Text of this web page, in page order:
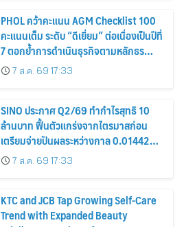
PHOL คว้าคะแนน AGM Checklist 100
คะแนนเต็ม ระดับ “ดีเยี่ยม” ต่อเนื่องเป็นปีที่
7 ตอกย้ำการดำเนินธุรกิจตามหลักธร
รมาภิบาล โปร่งใส สร้างความเชื่อมั่นผู้ถือ
หุ้น
7 ส.ค. 69 17:33
SINO ประกาศ Q2/69 ทำกำไรสุทธิ 10
ล้านบาท ฟื้นตัวแกร่งจากไตรมาสก่อน
เตรียมจ่ายปันผลระหว่างกาล 0.014423
บาทต่อหุ้น ครึ่งปีหลังมุ่งเติบโตต่อเนื่อง
7 ส.ค. 69 17:33
KTC and JCB Tap Growing Self-Care
Trend with Expanded Beauty